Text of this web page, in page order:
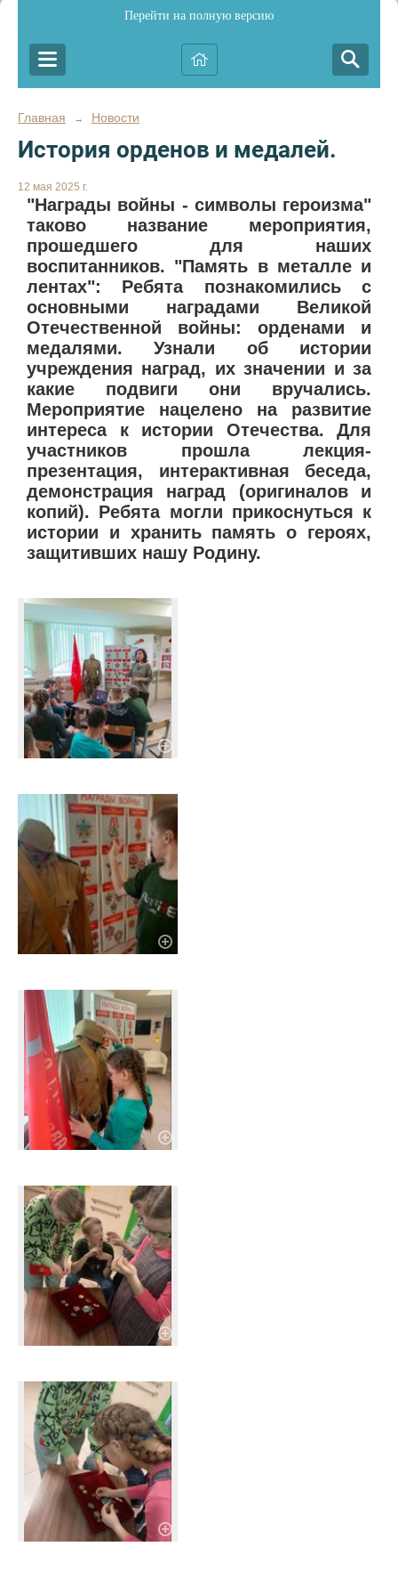
Перейти на полную версию
Главная → Новости
История орденов и медалей.
12 мая 2025 г.
"Награды войны - символы героизма"
таково название мероприятия,
прошедшего для наших
воспитанников. "Память в металле и
лентах": Ребята познакомились с
основными наградами Великой
Отечественной войны: орденами и
медалями. Узнали об истории
учреждения наград, их значении и за
какие подвиги они вручались.
Мероприятие нацелено на развитие
интереса к истории Отечества. Для
участников прошла лекция-
презентация, интерактивная беседа,
демонстрация наград (оригиналов и
копий). Ребята могли прикоснуться к
истории и хранить память о героях,
защитивших нашу Родину.